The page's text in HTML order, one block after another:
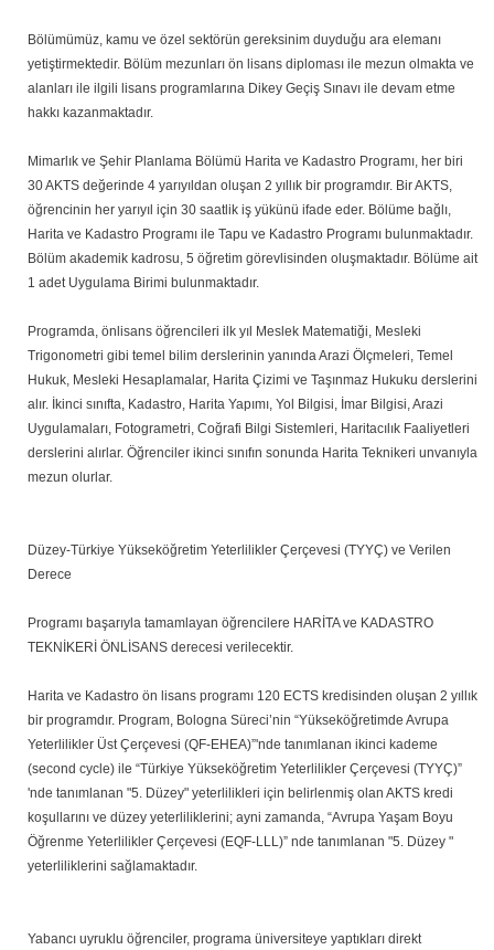
Bölümümüz, kamu ve özel sektörün gereksinim duyduğu ara elemanı
yetiştirmektedir. Bölüm mezunları ön lisans diploması ile mezun olmakta ve
alanları ile ilgili lisans programlarına Dikey Geçiş Sınavı ile devam etme
hakkı kazanmaktadır.
Mimarlık ve Şehir Planlama Bölümü Harita ve Kadastro Programı, her biri
30 AKTS değerinde 4 yarıyıldan oluşan 2 yıllık bir programdır. Bir AKTS,
öğrencinin her yarıyıl için 30 saatlik iş yükünü ifade eder. Bölüme bağlı,
Harita ve Kadastro Programı ile Tapu ve Kadastro Programı bulunmaktadır.
Bölüm akademik kadrosu, 5 öğretim görevlisinden oluşmaktadır. Bölüme ait
1 adet Uygulama Birimi bulunmaktadır.
Programda, önlisans öğrencileri ilk yıl Meslek Matematiği, Mesleki
Trigonometri gibi temel bilim derslerinin yanında Arazi Ölçmeleri, Temel
Hukuk, Mesleki Hesaplamalar, Harita Çizimi ve Taşınmaz Hukuku derslerini
alır. İkinci sınıfta, Kadastro, Harita Yapımı, Yol Bilgisi, İmar Bilgisi, Arazi
Uygulamaları, Fotogrametri, Coğrafi Bilgi Sistemleri, Haritacılık Faaliyetleri
derslerini alırlar. Öğrenciler ikinci sınıfın sonunda Harita Teknikeri unvanıyla
mezun olurlar.
Düzey-Türkiye Yükseköğretim Yeterlilikler Çerçevesi (TYYÇ) ve Verilen
Derece
Programı başarıyla tamamlayan öğrencilere HARİTA ve KADASTRO
TEKNİKERİ ÖNLİSANS derecesi verilecektir.
Harita ve Kadastro ön lisans programı 120 ECTS kredisinden oluşan 2 yıllık
bir programdır. Program, Bologna Süreci’nin “Yükseköğretimde Avrupa
Yeterlilikler Üst Çerçevesi (QF-EHEA)”'nde tanımlanan ikinci kademe
(second cycle) ile “Türkiye Yükseköğretim Yeterlilikler Çerçevesi (TYYÇ)”
'nde tanımlanan "5. Düzey" yeterlilikleri için belirlenmiş olan AKTS kredi
koşullarını ve düzey yeterliliklerini; ayni zamanda, “Avrupa Yaşam Boyu
Öğrenme Yeterlilikler Çerçevesi (EQF-LLL)” nde tanımlanan "5. Düzey "
yeterliliklerini sağlamaktadır.
Yabancı uyruklu öğrenciler, programa üniversiteye yaptıkları direkt